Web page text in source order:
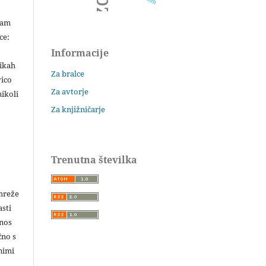
s
Informacije
Za bralce
Za avtorje
Za knjižničarje
Trenutna številka